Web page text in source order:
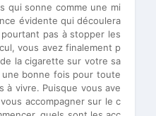
qui sonne comme une mi
évidente qui découlera
pas à stopper les
vous avez finalement p
la cigarette sur votre sa
une bonne fois pour toute
à vivre. Puisque vous ave
accompagner sur le c